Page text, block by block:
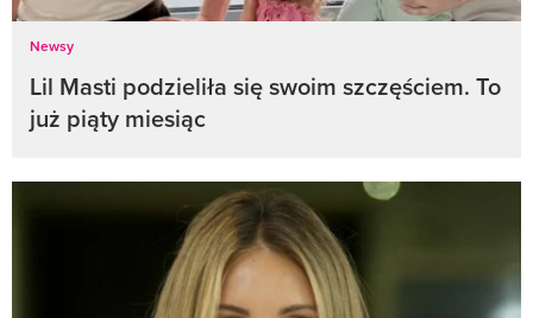
Newsy
Lil Masti podzieliła się swoim szczęściem. To
już piąty miesiąc